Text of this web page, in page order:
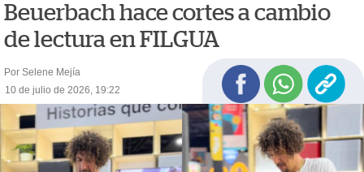
Beuerbach hace cortes a cambio
de lectura en FILGUA
Por Selene Mejía
10 de julio de 2026, 19:22